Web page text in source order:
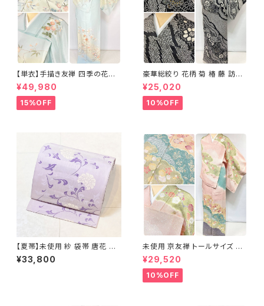
【単衣】手描き友禅 四季の花々
正絹 訪問着 水色 黄緑 白 パス
テルカラー 1431
¥49,980
15%OFF
豪華総絞り 花柄 菊 椿 藤 訪問
着 鹿の子絞り ラメ 正絹 黒 白
グレー 1435
¥25,020
10%OFF
【夏帯】未使用 紗 袋帯 唐花 正
絹 紫 白 淡藤色 729
¥33,800
未使用 京友禅 トールサイズ 染
め分け 金彩 訪問着 袷 正絹 ピ
ンク 黄緑 紫 黄色 1438
¥29,520
10%OFF